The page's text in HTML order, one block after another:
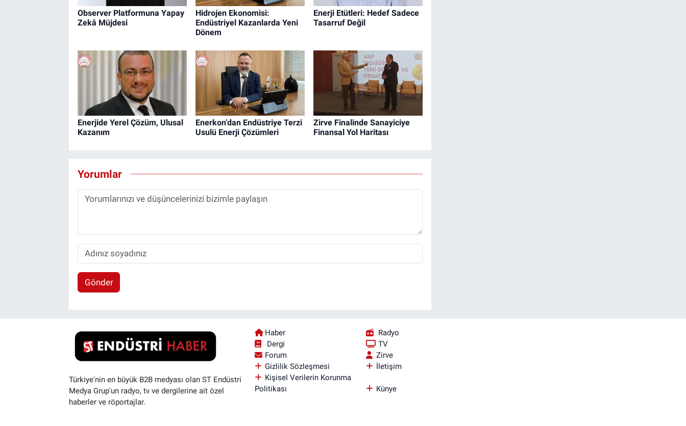
Observer Platformuna Yapay
Zekâ Müjdesi
Hidrojen Ekonomisi:
Endüstriyel Kazanlarda Yeni
Dönem
Enerji Etütleri: Hedef Sadece
Tasarruf Değil
Enerjide Yerel Çözüm, Ulusal
Kazanım
Enerkon’dan Endüstriye Terzi
Usulü Enerji Çözümleri
Zirve Finalinde Sanayiciye
Finansal Yol Haritası
Yorumlar
Gönder
Türkiye'nin en büyük B2B medyası olan ST Endüstri
Medya Grup'un radyo, tv ve dergilerine ait özel
haberler ve röportajlar.
Haber
Radyo
Dergi
TV
Forum
Zirve
Gizlilik Sözleşmesi
İletişim
Kişisel Verilerin Korunma
Politikası
Künye